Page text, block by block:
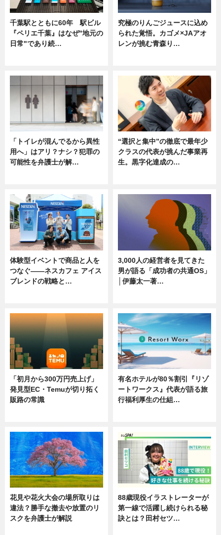
千葉駅とともに60年 駅ビル
『ペリエ千葉』はなぜ"地元の
日常"であり続…
究極のりんごジュースに込め
られた覚悟。カゴメ×JAアオ
レンが挑む青森り…
「トイレが混んでるから異性
用へ」はアリ？ナシ？犯罪の
可能性を弁護士が解…
“選択と集中”の徹底で最年少
クラスの代表が挑んだ事業再
生。黒字化達成の…
体験型イベントで商品と人を
つなぐ――ネスカフェ アイス
ブレンドの戦略と…
3,000人の経営者を見てきた
男が語る「成功者の共通OS」
│伊藤太一著…
「初月から300万円売上げ」
発見型EC・Temuが切り拓く
販路の常識
有名ホテルが80％割引『リゾ
ートワークス』代表が語る旅
行福利厚生の仕組…
花見や花火大会の場所取りは
違法？勝手な撤去や放置のリ
スクを弁護士が解説
88歳現役イラストレーターが
第一線で活躍し続けられる秘
訣とは？田村セツ…